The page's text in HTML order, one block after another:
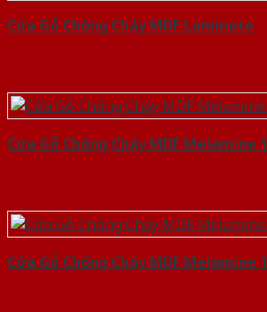
Cửa Gỗ Chống Cháy MDF Laminate
Cửa Gỗ Chống Cháy MDF Melamine 1
Cửa Gỗ Chống Cháy MDF Melamine 1